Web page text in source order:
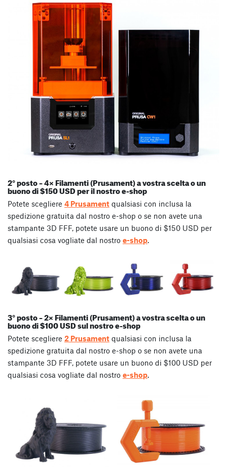
2° posto – 4× Filamenti (Prusament) a vostra scelta o un
buono di $150 USD per il nostro e-shop
Potete scegliere 4 Prusament qualsiasi con inclusa la
spedizione gratuita dal nostro e-shop o se non avete una
stampante 3D FFF, potete usare un buono di $150 USD per
qualsiasi cosa vogliate dal nostro e-shop.
3° posto – 2× Filamenti (Prusament) a vostra sceltao un
buono di $100 USD sul nostro e-shop
Potete scegliere 2 Prusament qualsiasi con inclusa la
spedizione gratuita dal nostro e-shop o se non avete una
stampante 3D FFF, potete usare un buono di $100 USD per
qualsiasi cosa vogliate dal nostro e-shop.